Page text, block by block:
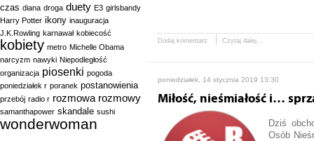
czas diana droga duety E3 girlsbandy
Harry Potter ikony inauguracja
J.K.Rowling karnawał kobiecość
kobiety metro Michelle Obama
narcyzm nawyki Niepodległość
organizacja piosenki pogoda
poniedziałek r poranek postanowienia
przebój radio r rozmowa rozmowy
samanthapower skandale sushi
wonderwoman
Dodaj komentarz Czytaj dalej...
poniedziałek, 14 stycznia 2019 13:30
Miłość, nieśmiałość i…
Dziś
Osób